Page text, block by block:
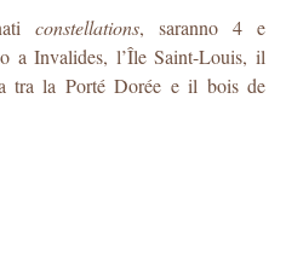
constellations, saranno 4 e
a Invalides, l’Île Saint-Louis, il
tra la Porté Dorée e il bois de